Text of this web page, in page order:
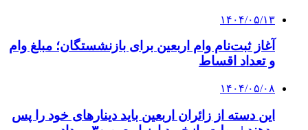
۱۴۰۴/۰۵/۱۳
آغاز ثبت‌نام وام اربعین برای بازنشستگان؛ مبلغ وام
و تعداد اقساط
۱۴۰۴/۰۵/۰۸
این دسته از زائران اربعین باید دینارهای خود را پس